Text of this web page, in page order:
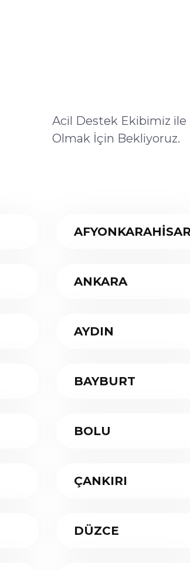
Acil Destek Ekibimiz ile
Olmak İçin Bekliyoruz.
AFYONKARAHİSAR
ANKARA
AYDIN
BAYBURT
BOLU
ÇANKIRI
DÜZCE